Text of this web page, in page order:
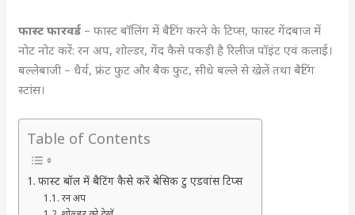
फास्ट फारवर्ड – फास्ट बॉलिंग में बैटिंग करने के टिप्स, फास्ट गेंदबाज में
नोट नोट करें: रन अप, शोल्डर, गेंद कैसे पकड़ी है रिलीज पॉइंट एवं कलाई।
बल्लेबाजी – धैर्य, फ्रंट फुट और बैक फुट, सीधे बल्ले से खेलें तथा बैटिंग
स्टांस।
Table of Contents
फास्ट बॉल में बैटिंग कैसे करें बेसिक टु एडवांस टिप्स
रन अप